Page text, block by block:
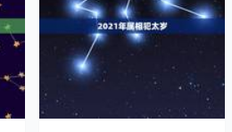
说，虎、兔、马等属相是比较适
富足而顺利。而禁忌搭配的属
而97年属牛的朋友，和鼠、
和马、羊、狗是比较禁忌的组